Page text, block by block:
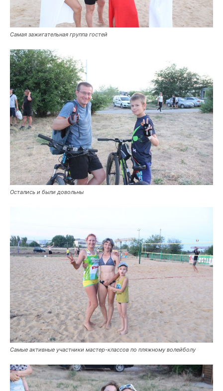
Самая зажигательная группа гостей
Остались и были довольны
Самые активные участники мастер-классов по пляжному волейболу